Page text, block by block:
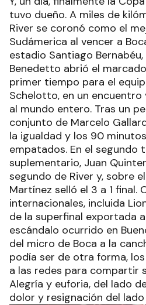
tuvo dueño. A miles de
River se coronó como el
Sudámerica al vencer a
estadio Santiago
Benedetto abrió el
primer tiempo para el
Schelotto, en un
al mundo entero. Tras un
conjunto de Marcelo
la igualdad y los 90
empatados. En el segundo
suplementario, Juan
segundo de River y, sobre
Martínez selló el 3 a 1 final.
internacionales, incluida
de la superfinal exportada
escándalo ocurrido en
del micro de Boca a la
podía ser de otra forma,
a las redes para compartir
Alegría y euforia, del lado
dolor y resignación del